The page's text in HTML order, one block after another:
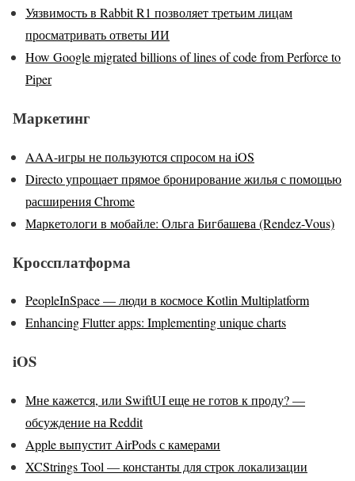
Уязвимость в Rabbit R1 позволяет третьим лицам
просматривать ответы ИИ
How Google migrated billions of lines of code from Perforce to
Piper
Маркетинг
AAA-игры не пользуются спросом на iOS
Directo упрощает прямое бронирование жилья с помощью
расширения Chrome
Маркетологи в мобайле: Ольга Бигбашева (Rendez-Vous)
Кроссплатформа
PeopleInSpace — люди в космосе Kotlin Multiplatform
Enhancing Flutter apps: Implementing unique charts
iOS
Мне кажется, или SwiftUI еще не готов к проду? —
обсуждение на Reddit
Apple выпустит AirPods с камерами
XCStrings Tool — константы для строк локализации